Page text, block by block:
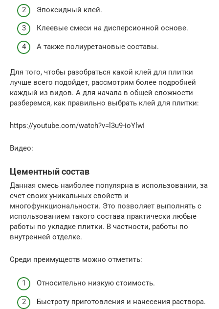
Эпоксидный клей.
Клеевые смеси на дисперсионной основе.
А также полиуретановые составы.
Для того, чтобы разобраться какой клей для плитки
лучше всего подойдет, рассмотрим более подробней
каждый из видов. А для начала в общей сложности
разберемся, как правильно выбрать клей для плитки:
https://youtube.com/watch?v=l3u9-ioYlwI
Видео:
Цементный состав
Данная смесь наиболее популярна в использовании, за
счет своих уникальных свойств и
многофункциональности. Это позволяет выполнять с
использованием такого состава практически любые
работы по укладке плитки. В частности, работы по
внутренней отделке.
Среди преимуществ можно отметить:
Относительно низкую стоимость.
Быстроту приготовления и нанесения раствора.